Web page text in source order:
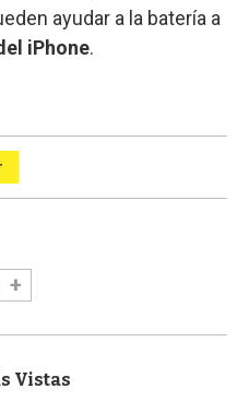
ayudar a la batería a
iPhone.
Vistas